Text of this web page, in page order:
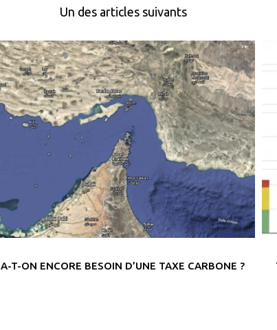
Un des articles suivants
A-T-ON ENCORE BESOIN D’UNE TAXE CARBONE ?